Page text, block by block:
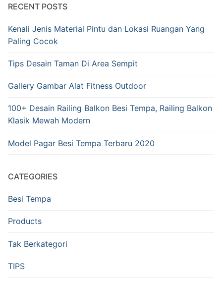
RECENT POSTS
Kenali Jenis Material Pintu dan Lokasi Ruangan Yang
Paling Cocok
Tips Desain Taman Di Area Sempit
Gallery Gambar Alat Fitness Outdoor
100+ Desain Railing Balkon Besi Tempa, Railing Balkon
Klasik Mewah Modern
Model Pagar Besi Tempa Terbaru 2020
CATEGORIES
Besi Tempa
Products
Tak Berkategori
TIPS